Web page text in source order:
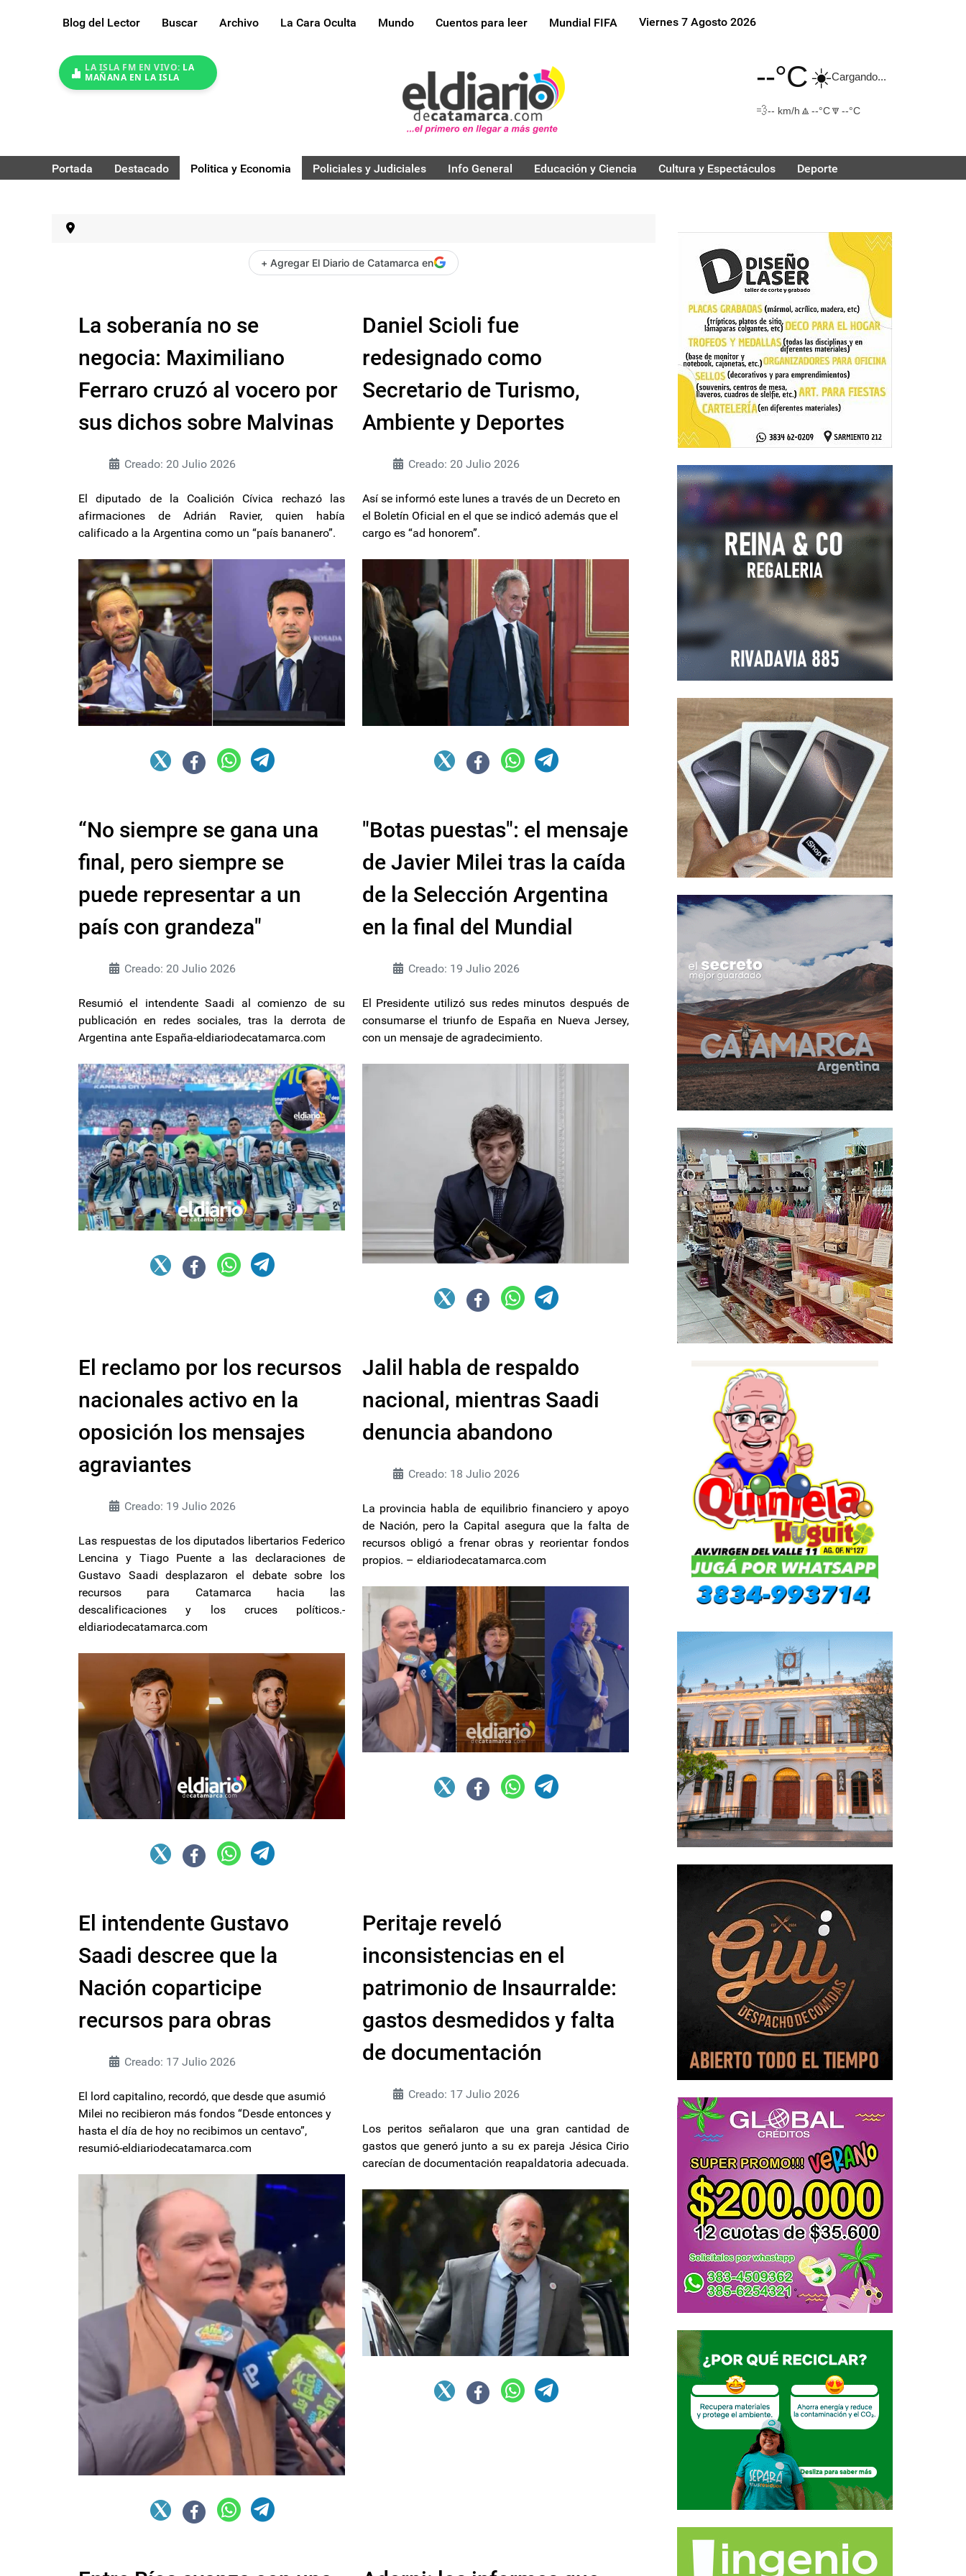
Blog del Lector Buscar Archivo La Cara Oculta Mundo Cuentos para leer Mundial FIFA Viernes 7 Agosto 2026
LA ISLA FM EN VIVO: LA
MAÑANA EN LA ISLA
--°C☀️Cargando...
💨-- km/h 🔼 --°C🔽 --°C
Portada Destacado Politica y Economia Policiales y Judiciales Info General Educación y Ciencia Cultura y Espectáculos Deporte
+ Agregar El Diario de Catamarca en
La soberanía no se
negocia: Maximiliano
Ferraro cruzó al vocero por
sus dichos sobre Malvinas
Creado: 20 Julio 2026
El diputado de la Coalición Cívica rechazó las
afirmaciones de Adrián Ravier, quien había
calificado a la Argentina como un “país bananero”.
Daniel Scioli fue
redesignado como
Secretario de Turismo,
Ambiente y Deportes
Creado: 20 Julio 2026
Así se informó este lunes a través de un Decreto en
el Boletín Oficial en el que se indicó además que el
cargo es “ad honorem”.
“No siempre se gana una
final, pero siempre se
puede representar a un
país con grandeza"
Creado: 20 Julio 2026
Resumió el intendente Saadi al comienzo de su
publicación en redes sociales, tras la derrota de
Argentina ante España-eldiariodecatamarca.com
"Botas puestas": el mensaje
de Javier Milei tras la caída
de la Selección Argentina
en la final del Mundial
Creado: 19 Julio 2026
El Presidente utilizó sus redes minutos después de
consumarse el triunfo de España en Nueva Jersey,
con un mensaje de agradecimiento.
El reclamo por los recursos
nacionales activo en la
oposición los mensajes
agraviantes
Creado: 19 Julio 2026
Las respuestas de los diputados libertarios Federico
Lencina y Tiago Puente a las declaraciones de
Gustavo Saadi desplazaron el debate sobre los
recursos para Catamarca hacia las
descalificaciones y los cruces políticos.-
eldiariodecatamarca.com
Jalil habla de respaldo
nacional, mientras Saadi
denuncia abandono
Creado: 18 Julio 2026
La provincia habla de equilibrio financiero y apoyo
de Nación, pero la Capital asegura que la falta de
recursos obligó a frenar obras y reorientar fondos
propios. – eldiariodecatamarca.com
El intendente Gustavo
Saadi descree que la
Nación coparticipe
recursos para obras
Creado: 17 Julio 2026
El lord capitalino, recordó, que desde que asumió
Milei no recibieron más fondos “Desde entonces y
hasta el día de hoy no recibimos un centavo”,
resumió-eldiariodecatamarca.com
Peritaje reveló
inconsistencias en el
patrimonio de Insaurralde:
gastos desmedidos y falta
de documentación
Creado: 17 Julio 2026
Los peritos señalaron que una gran cantidad de
gastos que generó junto a su ex pareja Jésica Cirio
carecían de documentación reapaldatoria adecuada.